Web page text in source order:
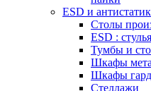
ESD и
Столы
ESD :
Тумбы и
Шкафы
Шкафы
Стеллажи